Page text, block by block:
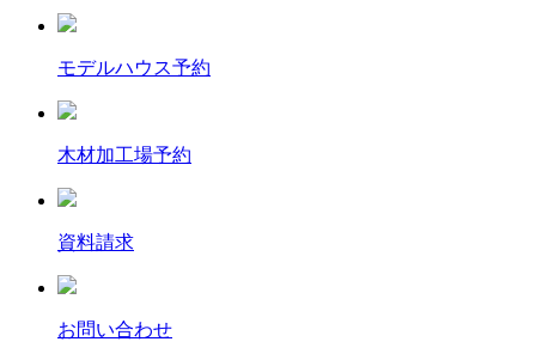
モデルハウス予約
木材加工場予約
資料請求
お問い合わせ